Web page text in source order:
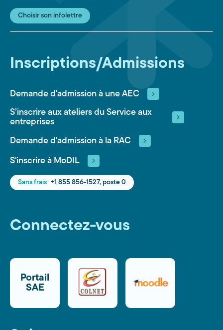
Choisir son infolettre
Inscriptions/Admissions
Demande d'admission à une AEC
S’inscrire aux ateliers du Service aux
entreprises
Demande d'admission à la RAC
S'inscrire à MoDIL
Sans frais +1 855 856-1527, poste 0
Connectez-vous
Portail
SAE